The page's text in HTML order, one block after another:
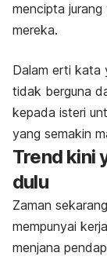
mencipta
mereka.
Dalam erti kata
tidak berguna
kepada isteri
yang semakin
Trend kini
dulu
Zaman
mempunyai
menjana